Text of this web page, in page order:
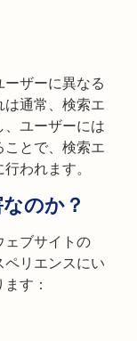
ザーに異なる
通常、検索エ
、ユーザーには
とで、検索エ
われます。
のか？
ェブサイトの
ペリエンスにい
す：